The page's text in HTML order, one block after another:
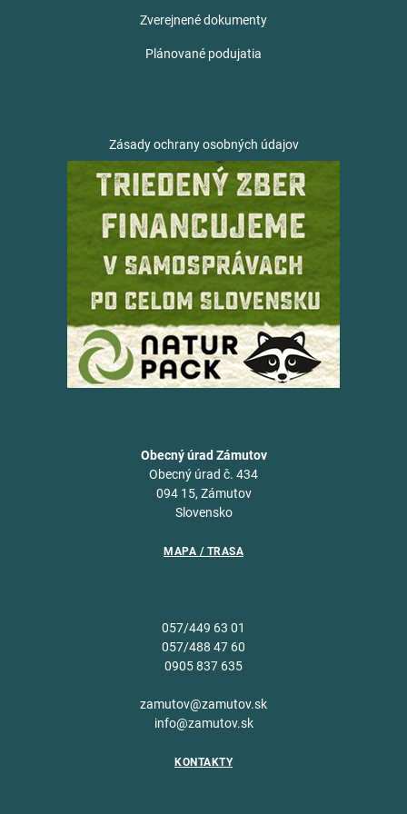
Zverejnené dokumenty
Plánované podujatia
Zásady ochrany osobných údajov
Obecný úrad Zámutov
Obecný úrad č. 434
094 15, Zámutov
Slovensko
MAPA / TRASA
057/449 63 01
057/488 47 60
0905 837 635
zamutov@zamutov.sk
info@zamutov.sk
KONTAKTY